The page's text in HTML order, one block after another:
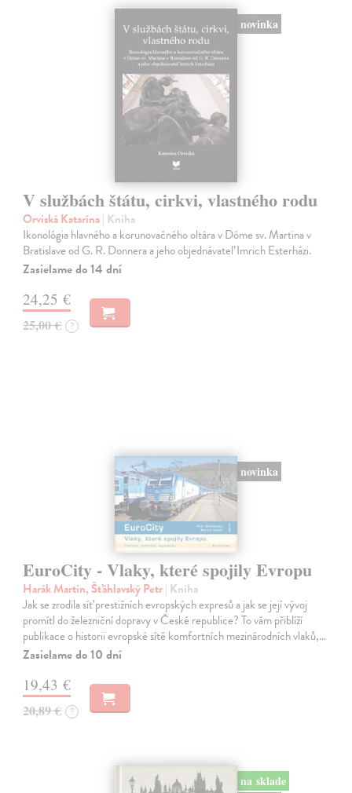
novinka
V službách štátu, cirkvi, vlastného rodu
Orviská Katarína| Kniha
Ikonológia hlavného a korunovačného oltára v Dóme sv. Martina v
Bratislave od G. R. Donnera a jeho objednávateľ Imrich Esterházi.
Zasielame do 14 dní
24,25 €
25,00 € ?
novinka
EuroCity - Vlaky, které spojily Evropu
Harák Martin, Šťáhlavský Petr| Kniha
Jak se zrodila síť prestižních evropských expresů a jak se její vývoj
promítl do železniční dopravy v České republice? To vám přiblíží
publikace o historii evropské sítě komfortních mezinárodních vlaků,…
Zasielame do 10 dní
19,43 €
20,89 € ?
na sklade